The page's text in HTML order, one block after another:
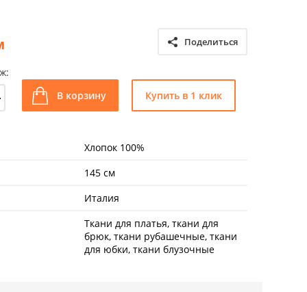
Поделиться
В корзину Купить в 1 клик
Хлопок 100%
145 см
Италия
Ткани для платья, ткани для
брюк, ткани рубашечные, ткани
для юбки, ткани блузочные